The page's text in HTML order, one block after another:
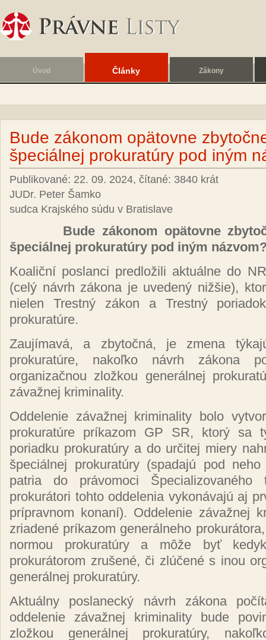
Úvod Články Zákony
Bude zákonom opätovne
špeciálnej prokuratúry pod iným
Publikované: 22. 09. 2024, čítané: 3840 krát
JUDr. Peter Šamko
sudca Krajského súdu v Bratislave
Bude zákonom opätovne
špeciálnej prokuratúry pod iným
Koaliční poslanci predložili aktuálne do
(celý návrh zákona je uvedený nižšie),
nielen Trestný zákon a Trestný
prokuratúre.
Zaujímavá, a zbytočná, je zmena
prokuratúre, nakoľko návrh zákona
organizačnou zložkou generálnej
závažnej kriminality.
Oddelenie závažnej kriminality bolo
prokuratúre príkazom GP SR, ktorý sa
poriadku prokuratúry a do určitej miery
špeciálnej prokuratúry (spadajú pod
patria do právomoci
prokurátori tohto oddelenia vykonávajú aj
prípravnom konaní). Oddelenie závažnej
zriadené príkazom generálneho
normou prokuratúry a môže byť
prokurátorom zrušené, či zlúčené s inou
generálnej prokuratúry.
Aktuálny poslanecký návrh zákona
oddelenie závažnej kriminality bude
zložkou generálnej prokuratúry,